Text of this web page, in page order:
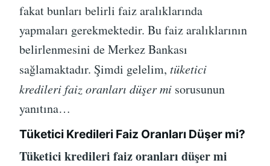
fakat bunları belirli faiz aralıklarında
yapmaları gerekmektedir. Bu faiz aralıklarının
belirlenmesini de Merkez Bankası
sağlamaktadır. Şimdi gelelim, tüketici
kredileri faiz oranları düşer mi sorusunun
yanıtına…
Tüketici Kredileri Faiz Oranları Düşer mi?
Tüketici kredileri faiz oranları düşer mi